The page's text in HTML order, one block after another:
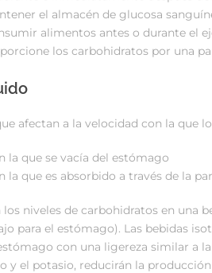
el almacén de glucosa
alimentos antes o durante el
los carbohidratos por una
afectan a la velocidad con la que
la que se vacía del estómago
la que es absorbido a través de la
los niveles de carbohidratos en una
para el estómago). Las bebidas
con una ligereza similar a
y el potasio, reducirán la